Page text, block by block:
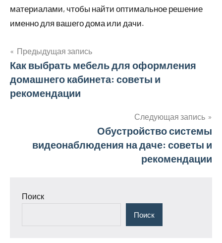
материалами, чтобы найти оптимальное решение
именно для вашего дома или дачи.
Навигация
по
Предыдущая запись
Как выбрать мебель для оформления
домашнего кабинета: советы и
рекомендации
Следующая запись
Обустройство системы
видеонаблюдения на даче: советы и
рекомендации
Поиск
Поиск